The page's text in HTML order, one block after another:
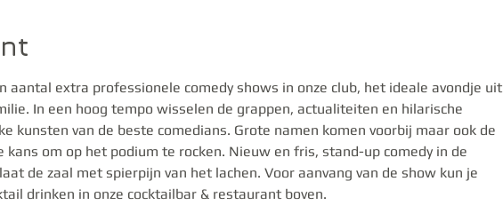
aantal extra professionele comedy shows in onze club, het ideale avondje uit
In een hoog tempo wisselen de grappen, actualiteiten en hilarische
kunsten van de beste comedians. Grote namen komen voorbij maar ook de
om op het podium te rocken. Nieuw en fris, stand-up comedy in de
de zaal met spierpijn van het lachen. Voor aanvang van de show kun je
drinken in onze cocktailbar & restaurant boven.